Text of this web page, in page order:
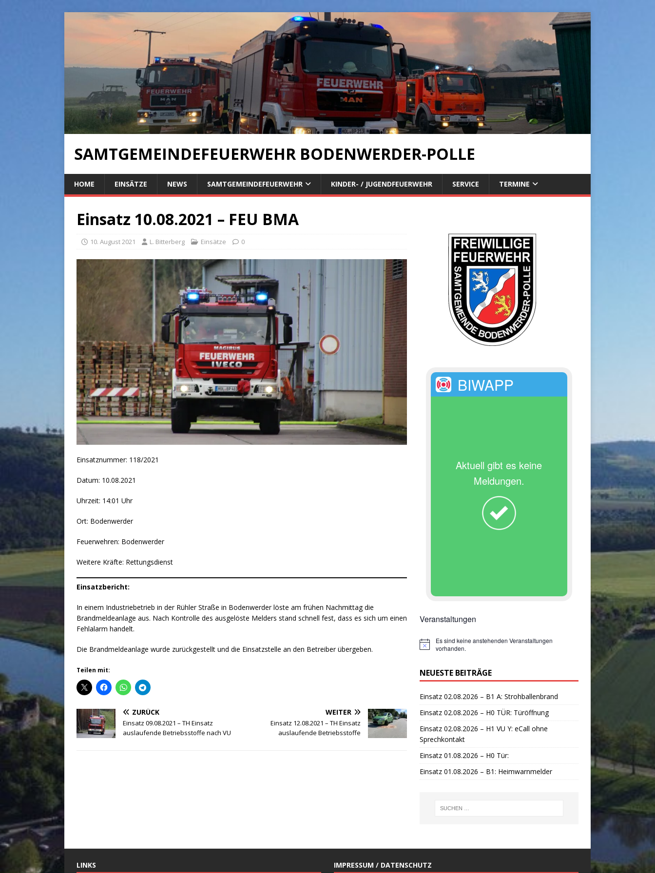
SAMTGEMEINDEFEUERWEHR BODENWERDER-POLLE
HOME EINSÄTZE NEWS SAMTGEMEINDEFEUERWEHR KINDER- / JUGENDFEUERWEHR SERVICE TERMINE
Einsatz 10.08.2021 – FEU BMA
10. August 2021 L. Bitterberg Einsätze 0
Einsatznummer: 118/2021
Datum: 10.08.2021
Uhrzeit: 14:01 Uhr
Ort: Bodenwerder
Feuerwehren: Bodenwerder
Weitere Kräfte: Rettungsdienst
Einsatzbericht:
In einem Industriebetrieb in der Rühler Straße in Bodenwerder löste am frühen Nachmittag die
Brandmeldeanlage aus. Nach Kontrolle des ausgelöste Melders stand schnell fest, dass es sich um einen
Fehlalarm handelt.
Die Brandmeldeanlage wurde zurückgestellt und die Einsatzstelle an den Betreiber übergeben.
Teilen mit:
ZURÜCK
Einsatz 09.08.2021 – TH Einsatz
auslaufende Betriebsstoffe nach VU
WEITER
Einsatz 12.08.2021 – TH Einsatz
auslaufende Betriebsstoffe
BIWAPP
Aktuell gibt es keine
Meldungen.
Veranstaltungen
H
w
e
s
Es sind keine anstehenden Veranstaltungen
vorhanden.
NEUESTE BEITRÄGE
Einsatz 02.08.2026 – B1 A: Strohballenbrand
Einsatz 02.08.2026 – H0 TÜR: Türöffnung
Einsatz 02.08.2026 – H1 VU Y: eCall ohne
Sprechkontakt
Einsatz 01.08.2026 – H0 Tür:
Einsatz 01.08.2026 – B1: Heimwarnmelder
LINKS IMPRESSUM / DATENSCHUTZ